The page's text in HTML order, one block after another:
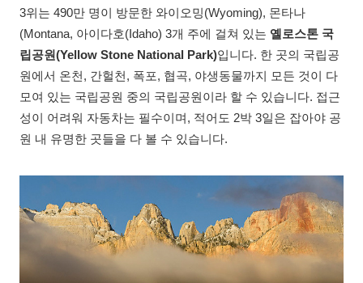
3위는 490만 명이 방문한 와이오밍(Wyoming), 몬타나
(Montana, 아이다호(Idaho) 3개 주에 걸쳐 있는 옐로스톤 국
립공원(Yellow Stone National Park)입니다. 한 곳의 국립공
원에서 온천, 간헐천, 폭포, 협곡, 야생동물까지 모든 것이 다
모여 있는 국립공원 중의 국립공원이라 할 수 있습니다. 접근
성이 어려워 자동차는 필수이며, 적어도 2박 3일은 잡아야 공
원 내 유명한 곳들을 다 볼 수 있습니다.